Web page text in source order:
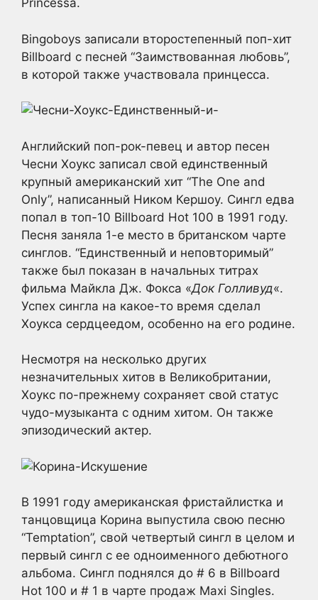
Princessa.
Bingoboys записали второстепенный поп-хит
Billboard с песней “Заимствованная любовь”,
в которой также участвовала принцесса.
Английский поп-рок-певец и автор песен
Чесни Хоукс записал свой единственный
крупный американский хит “The One and
Only”, написанный Ником Кершоу. Сингл едва
попал в топ-10 Billboard Hot 100 в 1991 году.
Песня заняла 1-е место в британском чарте
синглов. “Единственный и неповторимый”
также был показан в начальных титрах
фильма Майкла Дж. Фокса «Док Голливуд«.
Успех сингла на какое-то время сделал
Хоукса сердцеедом, особенно на его родине.
Несмотря на несколько других
незначительных хитов в Великобритании,
Хоукс по-прежнему сохраняет свой статус
чудо-музыканта с одним хитом. Он также
эпизодический актер.
В 1991 году американская фристайлистка и
танцовщица Корина выпустила свою песню
“Temptation”, свой четвертый сингл в целом и
первый сингл с ее одноименного дебютного
альбома. Сингл поднялся до # 6 в Billboard
Hot 100 и # 1 в чарте продаж Maxi Singles.